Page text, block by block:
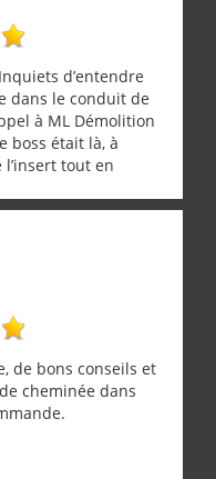
d’entendre
dans le conduit de
à ML Démolition
boss était là, à
tout en
occupé de
ses esprits et
procédé au
et une
également de
sujets. Un
en rencontrer.
de bons conseils et
cheminée dans